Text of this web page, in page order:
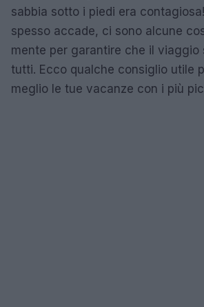
sabbia sotto i piedi era
spesso accade, ci sono alcune
mente per garantire che il viaggio
tutti. Ecco qualche consiglio utile
meglio le tue vacanze con i più